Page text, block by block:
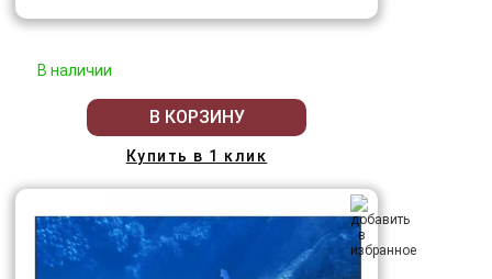
В наличии
В КОРЗИНУ
Купить в 1 клик